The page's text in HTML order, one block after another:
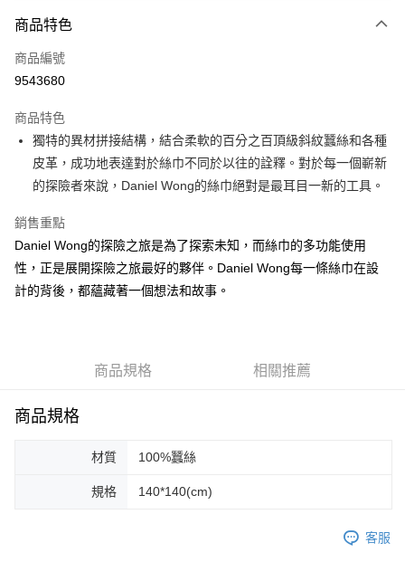
信用卡一次付款
LINE Pay
ATM付款
運送方式
宅配(外島)
每筆NT$120，滿NT$5,000(含以上)免運費
商品特色
商品編號
9543680
商品特色
獨特的異材拼接結構，結合柔軟的百分之百頂級斜紋蠶絲和各種
皮革，成功地表達對於絲巾不同於以往的詮釋。對於每一個嶄新
的探險者來說，Daniel Wong的絲巾絕對是最耳目一新的工具。
銷售重點
Daniel Wong的探險之旅是為了探索未知，而絲巾的多功能使用
性，正是展開探險之旅最好的夥伴。Daniel Wong每一條絲巾在設
計的背後，都蘊藏著一個想法和故事。
商品規格 相關推薦
商品規格
材質 100%蠶絲
規格 140*140(cm)
客服